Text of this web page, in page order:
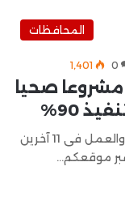
المحافظات
0 1٬401
كريمة الغربية.. إنهاء 14 مشروعا صحيا
حياه كريمة الغربية.. إنهاء 14 مشروعا صحيا والعمل فى 11 آخرين